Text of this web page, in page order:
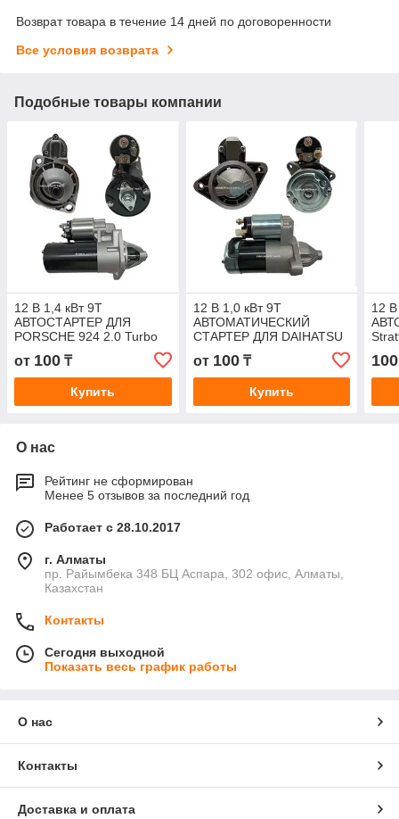
Возврат товара в течение 14 дней по договоренности
Все условия возврата
Подобные товары компании
12 В 1,4 кВт 9T
АВТОСТАРТЕР ДЛЯ
PORSCHE 924 2.0 Turbo
0001108147 0001108021
93160410100
от 100 ₸
Купить
12 В 1,0 кВт 9T
АВТОМАТИЧЕСКИЙ
СТАРТЕР ДЛЯ DAIHATSU
Rocky TOYOTA Model-F
028000-9260 0280009261
2810004010 281
от 100₸
Купить
12
100
О нас
Рейтинг не сформирован
Менее 5 отзывов за последний год
Работает с 28.10.2017
г. Алматы
пр. Райымбека 348 БЦ Аспара, 302 офис, Алматы,
Казахстан
Контакты
Сегодня выходной
Показать весь график работы
О нас
Контакты
Доставка и оплата